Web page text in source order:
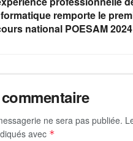
remporte le
national POESAM 2024
ne sera pas publiée.
avec *